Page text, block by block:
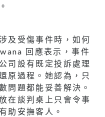
及受傷事件時，如何
回應表示，事件
司設有既定投訴處理
原過程。她認為，只
問題都能妥善解決。
在談判桌上只會令事
助安撫客人。